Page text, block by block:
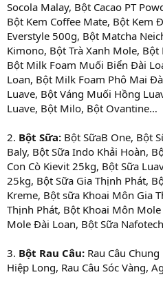
Socola Malay, Bột Cacao PT
Bột Kem Coffee Mate, Bột Kem
Everstyle 500g, Bột Matcha
Kimono, Bột Trà Xanh Mole,
Bột Milk Foam Muối Biển Đài
Loan, Bột Milk Foam Phô Mai
Luave, Bột Váng Muối Hồng
Luave, Bột Milo, Bột Ovantine…
2. Bột Sữa: Bột SữaB One, Bột
Baly, Bột Sữa Indo Khải Hoàn,
Con Cò Kievit 25kg, Bột Sữa
25kg, Bột Sữa Gia Thịnh Phát,
Kreme, Bột sữa Khoai Môn Gia
Thịnh Phát, Bột Khoai Môn
Mole Đài Loan, Bột Sữa
3. Bột Rau Câu: Rau Câu
Hiệp Long, Rau Câu Sóc Vàng,